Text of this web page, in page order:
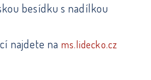
besídku s nadílkou
najdete na ms.lidecko.cz